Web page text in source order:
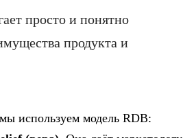
просто и понятно
продукта и
используем модель RDB: